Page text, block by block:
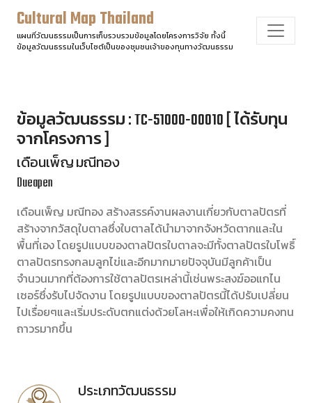
Cultural Map Thailand
แผนที่วัฒนธรรมเป็นการเก็บรวบรวมข้อมูลโดยโครงการวิจัย ทั้งนี้
ข้อมูลวัฒนธรรมในเว็บไซต์เป็นของชุมชนเจ้าของทุนทางวัฒนธรรม
ข้อมูลวัฒนธรรม : TC-51000-00010 [ ได้รับทุน
จากโครงการ ]
เดือนเพ็ญ มณีทอง
Dueapen
เดือนเพ็ญ มณีทอง สร้างสรรค์งานผลงานเกี่ยวกับตาลปัตรที่
สร้างจากวัสดุใบตาลซึ่งใบตาลได้นำมาจากจังหวัดตากและใน
พื้นที่เอง โดยรูปแบบของตาลปัตรใบตาลจะมีทั้งตาลปัตรใบโพธิ์
ตาลปัตรทรงกลมลูกไข่และอีกมากมายปัจจุบันมีลูกค้าเป็น
จำนวนมากที่ต้องการใช้ตาลปัตรเหล่านี้เช่นพระสงฆ์ออแกไน
เซอร์ซึ่งรับไปจัดงาน โดยรูปแบบของตาลปัตรนี้ได้ปรับเปลี่ยน
ไปเรื่อยๆและเริ่มประดับตกแต่งด้วยโลหะเพื่อให้เกิดความคงทน
ถาวรมากขึ้น
ประเภทวัฒนธรรม